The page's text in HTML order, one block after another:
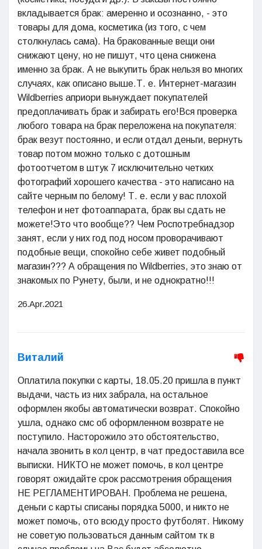
вкладывается брак: амеренно и осознанно, - это
товары для дома, косметика (из того, с чем
столкнулась сама). На бракованные вещи они
снижают цену, но не пишут, что цена снижена
именно за брак. А не выкупить брак нельзя во многих
случаях, как описано выше.Т. е. Интернет-магазин
Wildberries априори вынуждает покупателей
предоплачивать брак и забирать его!Вся проверка
любого товара на брак переложена на покупателя:
брак везут постоянно, и если отдал деньги, вернуть
товар потом можно только с дотошным
фотоотчетом в штук 7 исключительно четких
фотографий хорошего качества - это написано на
сайте черным по белому! Т. е. если у вас плохой
телефон и нет фотоаппарата, брак вы сдать не
можете!Это что вообще?? Чем Роспотребнадзор
занят, если у них год под носом проворачивают
подобные вещи, спокойно себе живет подобный
магазин??? А обращения по Wildberries, это знаю от
знакомых по Рунету, были, и не однократно!!!
26.Apr.2021
Виталий
Оплатила покупки с карты, 18.05.20 пришла в пункт
выдачи, часть из них забрала, на остальное
оформлен якобы автоматически возврат. Спокойно
ушла, однако смс об оформленном возврате не
поступило. Насторожило это обстоятельство,
начала звонить в кол центр, в чат предоставила все
выписки. НИКТО не может помочь, в кол центре
говорят ожидайте срок рассмотрения обращения
НЕ РЕГЛАМЕНТИРОВАН. Проблема не решена,
деньги с карты списаны порядка 5000, и никто не
может помочь, ото всюду просто футболят. Никому
не советую пользоваться данным сайтом тк в